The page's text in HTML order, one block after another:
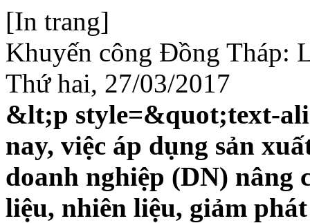
[In trang]
Khuyến công Đồng Tháp:
Thứ hai, 27/03/2017
&lt;p style=&quot;text-
nay, việc áp dụng sản
doanh nghiệp (DN) nâng
liệu, nhiên liệu, giảm